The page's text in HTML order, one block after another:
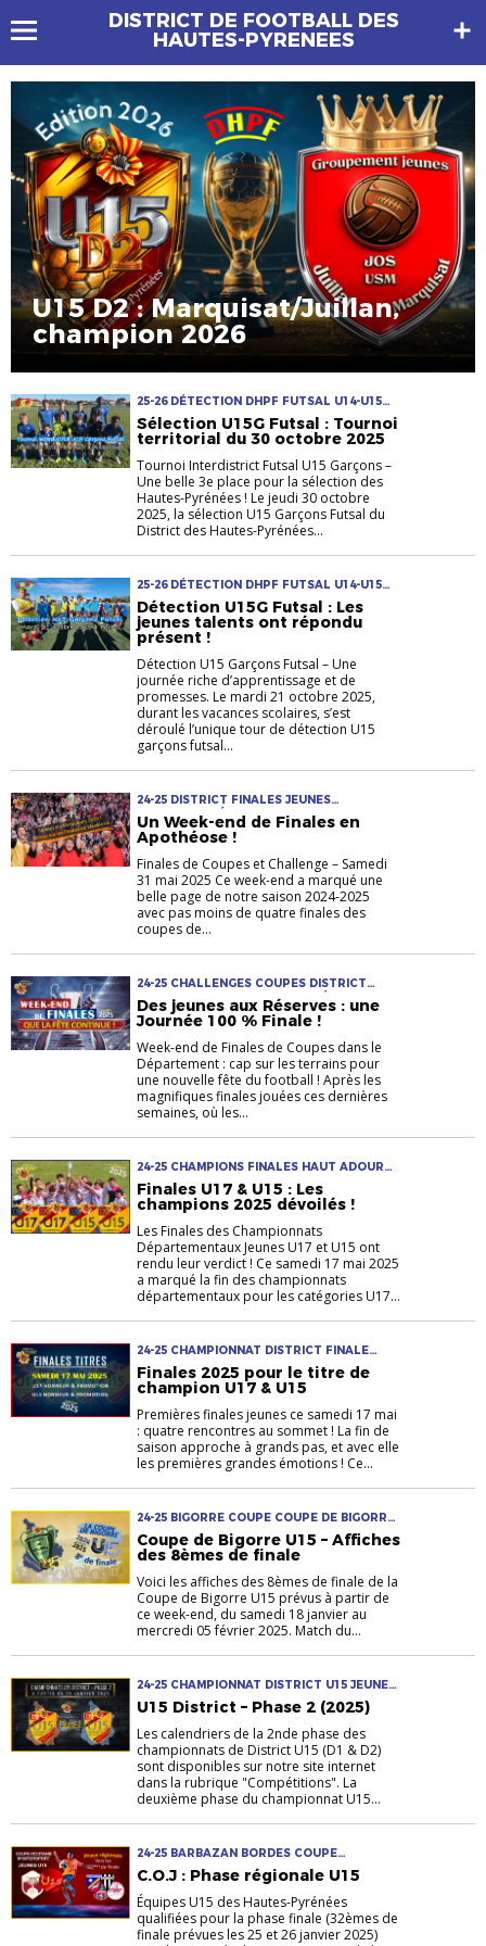
DISTRICT DE FOOTBALL DES
HAUTES-PYRENEES
U15 D2 : Marquisat/Juillan,
champion 2026
25-26 DÉTECTION DHPF FUTSAL U14-U15
U15G FUTSAL
Sélection U15G Futsal : Tournoi
territorial du 30 octobre 2025
Tournoi Interdistrict Futsal U15 Garçons –
Une belle 3e place pour la sélection des
Hautes-Pyrénées ! Le jeudi 30 octobre
2025, la sélection U15 Garçons Futsal du
District des Hautes-Pyrénées...
25-26 DÉTECTION DHPF FUTSAL U14-U15
U15G FUTSAL
Détection U15G Futsal : Les
jeunes talents ont répondu
présent !
Détection U15 Garçons Futsal – Une
journée riche d’apprentissage et de
promesses. Le mardi 21 octobre 2025,
durant les vacances scolaires, s’est
déroulé l’unique tour de détection U15
garçons futsal...
24-25 DISTRICT FINALES JEUNES
MASCULINS SÉNIORS U14-U15 U16-U17
VAINQUEURS
Un Week-end de Finales en
Apothéose !
Finales de Coupes et Challenge – Samedi
31 mai 2025 Ce week-end a marqué une
belle page de notre saison 2024-2025
avec pas moins de quatre finales des
coupes de...
24-25 CHALLENGES COUPES DISTRICT
FINALES JEUNES MASCULINS SÉNIORS U14-
U15 U16-U17
Des jeunes aux Réserves : une
Journée 100 % Finale !
Week-end de Finales de Coupes dans le
Département : cap sur les terrains pour
une nouvelle fête du football ! Après les
magnifiques finales jouées ces dernières
semaines, où les...
24-25 CHAMPIONS FINALES HAUT ADOUR
JEUNES ORLEIX PNF TITRE U14-U15 U16-U17
Finales U17 & U15 : Les
champions 2025 dévoilés !
Les Finales des Championnats
Départementaux Jeunes U17 et U15 ont
rendu leur verdict ! Ce samedi 17 mai 2025
a marqué la fin des championnats
départementaux pour les catégories U17...
24-25 CHAMPIONNAT DISTRICT FINALE
JEUNES U14-U15 U16-U17
Finales 2025 pour le titre de
champion U17 & U15
Premières finales jeunes ce samedi 17 mai
: quatre rencontres au sommet ! La fin de
saison approche à grands pas, et avec elle
les premières grandes émotions ! Ce...
24-25 BIGORRE COUPE COUPE DE BIGORRE
U15 MASCULINS U14-U15
Coupe de Bigorre U15 – Affiches
des 8èmes de finale
Voici les affiches des 8èmes de finale de la
Coupe de Bigorre U15 prévus à partir de
ce week-end, du samedi 18 janvier au
mercredi 05 février 2025. Match du...
24-25 CHAMPIONNAT DISTRICT U15 JEUNES
MASCULINS PHASE 2 U14-U15 U15 D1 U15 D2
U15 District – Phase 2 (2025)
Les calendriers de la 2nde phase des
championnats de District U15 (D1 & D2)
sont disponibles sur notre site internet
dans la rubrique "Compétitions". La
deuxième phase du championnat U15...
24-25 BARBAZAN BORDES COUPE
OCCITANIE JEUNE LOURDES MASCULIN
SÉMÉAC TPF U14-U15
C.O.J : Phase régionale U15
Équipes U15 des Hautes-Pyrénées
qualifiées pour la phase finale (32èmes de
finale prévues les 25 et 26 janvier 2025)